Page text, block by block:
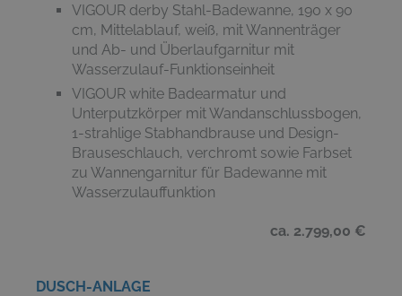
VIGOUR derby Stahl-Badewanne, 190 x 90
cm, Mittelablauf, weiß, mit Wannenträger
und Ab- und Überlaufgarnitur mit
Wasserzulauf-Funktionseinheit
VIGOUR white Badearmatur und
Unterputzkörper mit Wandanschlussbogen,
1-strahlige Stabhandbrause und Design-
Brauseschlauch, verchromt sowie Farbset
zu Wannengarnitur für Badewanne mit
Wasserzulauffunktion
ca. 2.799,00 €
DUSCH-ANLAGE